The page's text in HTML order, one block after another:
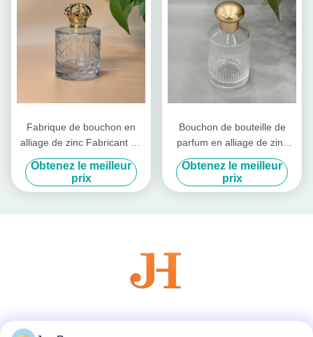
Fermetures de bouteilles
Fabrique de bouchon en
alliage de zinc Fabricant de
bouchon de parfum Zamac
Bouchon de parfum
Couvertures de couverture
Obtenez le meilleur
prix
Bouchon de bouteille de
parfum en alliage de zinc
métallique pour votre
bouteille en verre
Obtenez le meilleur
prix